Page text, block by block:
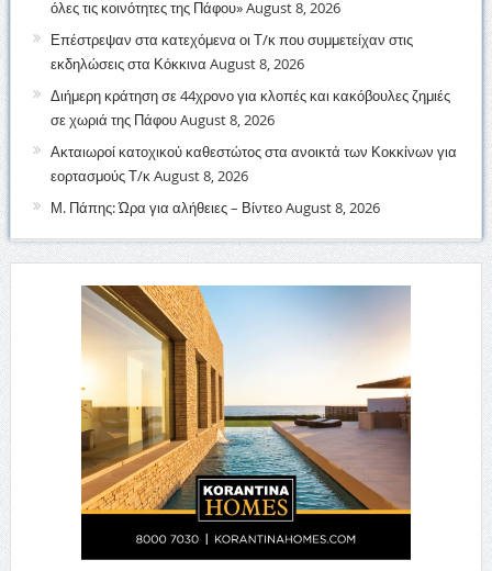
όλες τις κοινότητες της Πάφου»August 8, 2026
Επέστρεψαν στα κατεχόμενα οι Τ/κ που συμμετείχαν στις
εκδηλώσεις στα Κόκκινα August 8, 2026
Διήμερη κράτηση σε 44χρονο για κλοπές και κακόβουλες ζημιές
σε χωριά της ΠάφουAugust 8, 2026
Ακταιωροί κατοχικού καθεστώτος στα ανοικτά των Κοκκίνων για
εορτασμούς Τ/κAugust 8, 2026
Μ. Πάπης: Ώρα για αλήθειες – ΒίντεοAugust 8, 2026